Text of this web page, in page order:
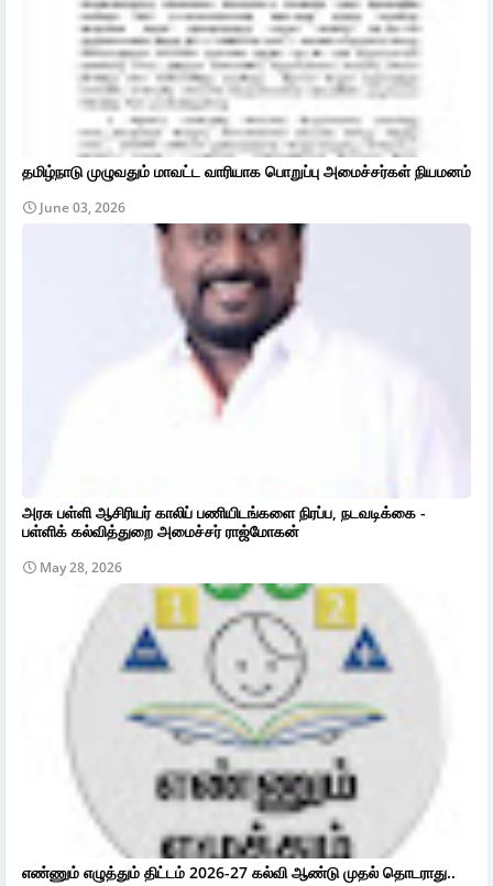
தமிழ்நாடு முழுவதும் மாவட்ட வாரியாக பொறுப்பு அமைச்சர்கள் நியமனம்
June 03, 2026
அரசு பள்ளி ஆசிரியர் காலிப் பணியிடங்களை நிரப்ப, நடவடிக்கை -
பள்ளிக் கல்வித்துறை அமைச்சர் ராஜ்மோகன்
May 28, 2026
எண்ணும் எழுத்தும் திட்டம் 2026-27 கல்வி ஆண்டு முதல் தொடராது..